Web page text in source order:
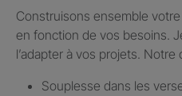
Construisons ensemble
en fonction de vos besoins.
l’adapter à vos projets.
Souplesse dans les